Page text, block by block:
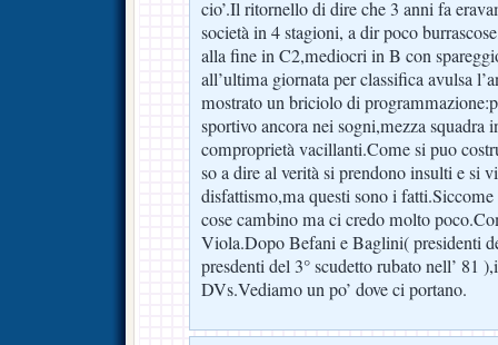
cio’.Il ritornello di dire che 3 anni fa
società in 4 stagioni, a dir poco
alla fine in C2,mediocri in B con
all’ultima giornata per classifica avulsa
mostrato un briciolo di
sportivo ancora nei sogni,mezza squadra
comproprietà vacillanti.Come si puo
so a dire al verità si prendono insulti e si
disfattismo,ma questi sono i
cose cambino ma ci credo molto
Viola.Dopo Befani e Baglini( presidenti
presdenti del 3° scudetto rubato nell’ 81
DVs.Vediamo un po’ dove ci portano.